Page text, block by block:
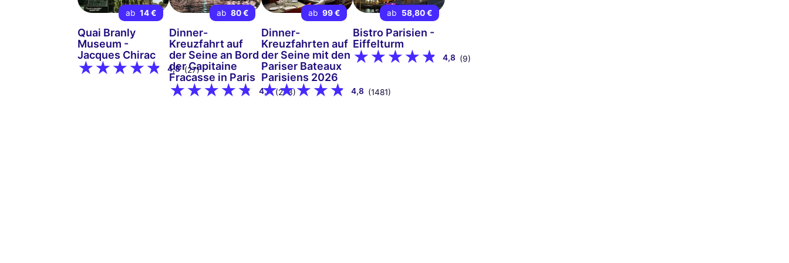
ab 14 €
Quai Branly
Museum -
Jacques Chirac
4,8 (27)
ab 80 €
Dinner-
Kreuzfahrt auf
der Seine an Bord
der Capitaine
Fracasse in Paris
4,7 (273)
ab 99 €
Dinner-
Kreuzfahrten auf
der Seine mit den
Pariser Bateaux
Parisiens 2026
4,8 (1481)
ab 58,80 €
Bistro Parisien -
Eiffelturm
4,8 (9)